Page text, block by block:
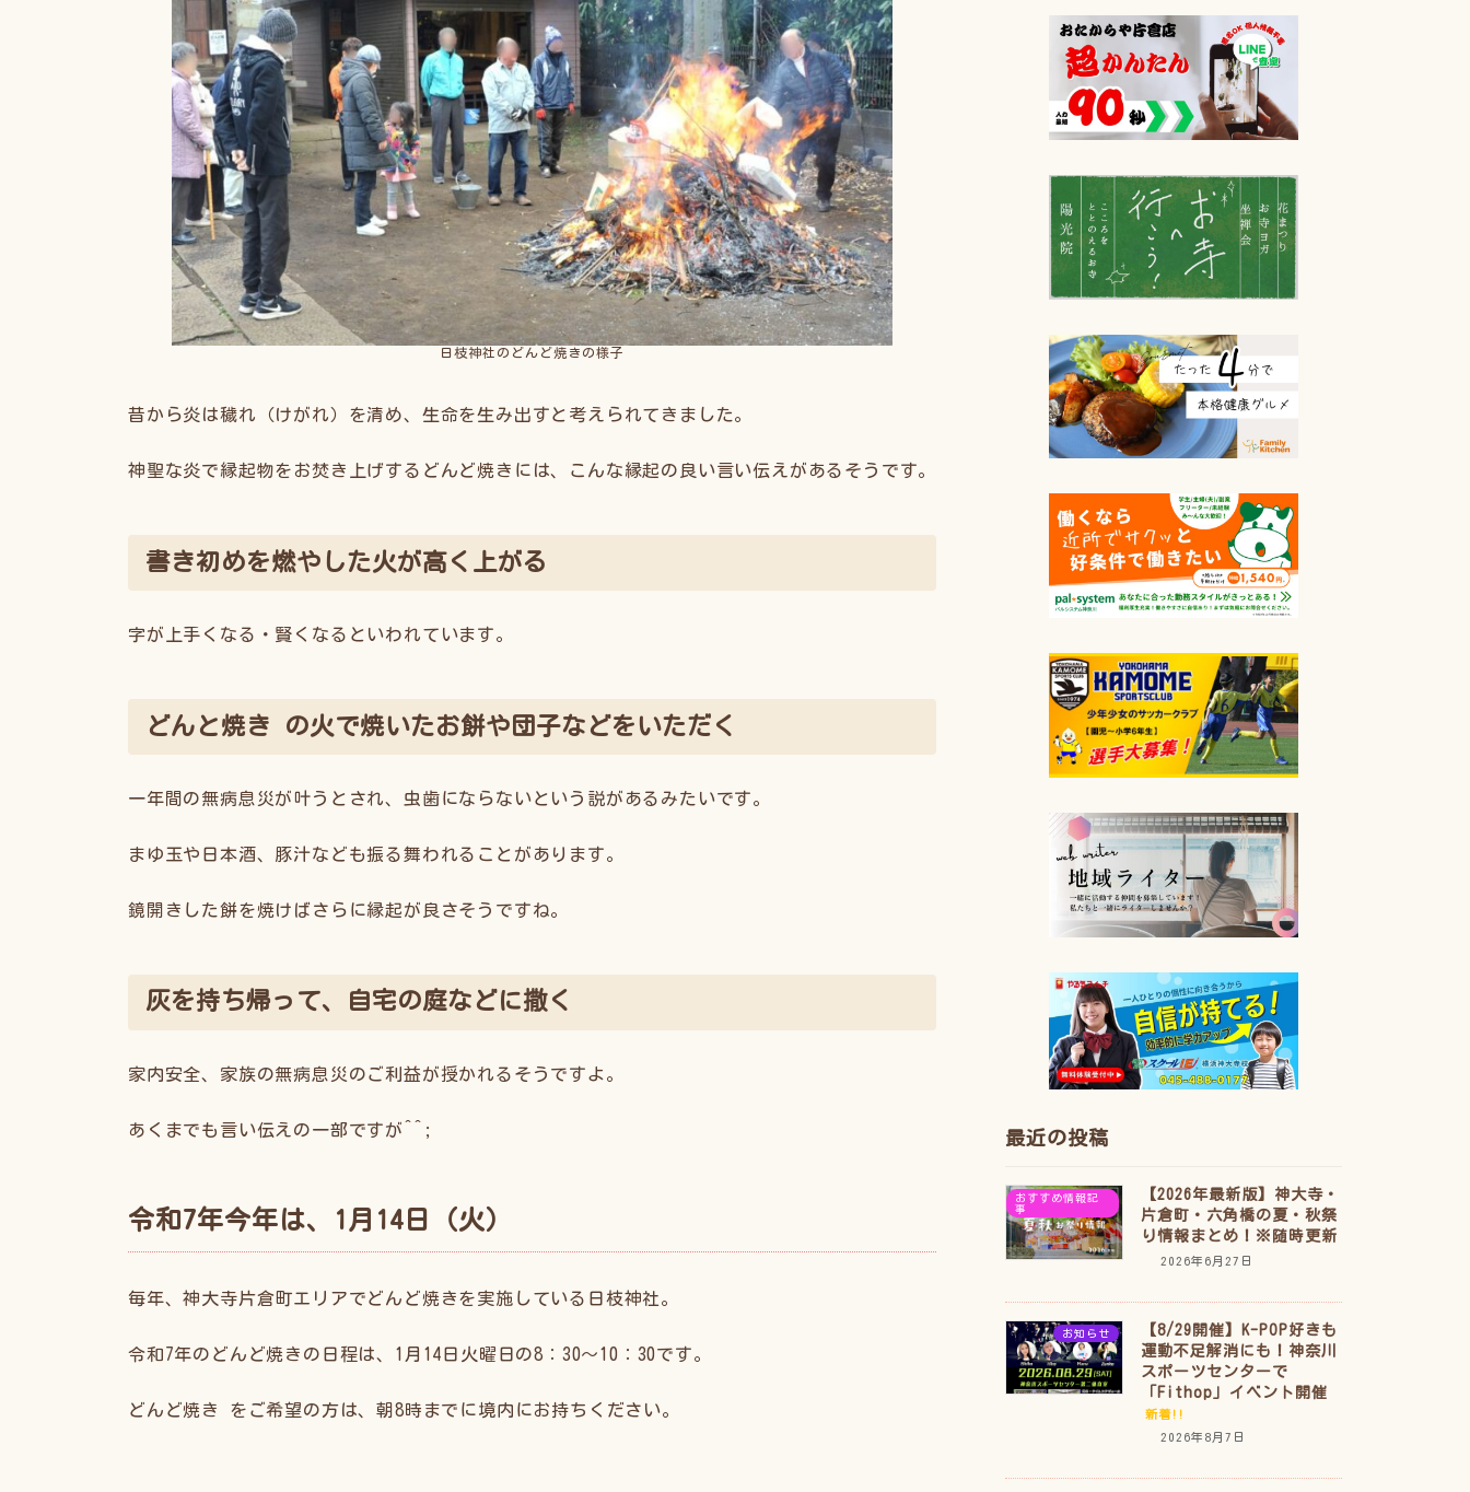
日枝神社のどんど焼きの様子
昔から炎は穢れ（けがれ）を清め、生命を生み出すと考えられてきました。
神聖な炎で縁起物をお焚き上げするどんど焼きには、こんな縁起の良い言い伝えがあるそうです。
書き初めを燃やした火が高く上がる
字が上手くなる・賢くなるといわれています。
どんと焼き の火で焼いたお餅や団子などをいただく
一年間の無病息災が叶うとされ、虫歯にならないという説があるみたいです。
まゆ玉や日本酒、豚汁なども振る舞われることがあります。
鏡開きした餅を焼けばさらに縁起が良さそうですね。
灰を持ち帰って、自宅の庭などに撒く
家内安全、家族の無病息災のご利益が授かれるそうですよ。
あくまでも言い伝えの一部ですが^^;
令和7年今年は、1月14日（火）
毎年、神大寺片倉町エリアでどんど焼きを実施している日枝神社。
令和7年のどんど焼きの日程は、1月14日火曜日の8：30〜10：30です。
どんど焼き をご希望の方は、朝8時までに境内にお持ちください。
最近の投稿
おすすめ情報記
事
【2026年最新版】神大寺・
片倉町・六角橋の夏・秋祭
り情報まとめ！※随時更新
2026年6月27日
お知らせ
【8/29開催】K-POP好きも
運動不足解消にも！神奈川
スポーツセンターで
「Fithop」イベント開催
新着!!
2026年8月7日